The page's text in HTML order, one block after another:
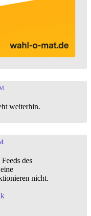
weiterhin.
des
nicht.